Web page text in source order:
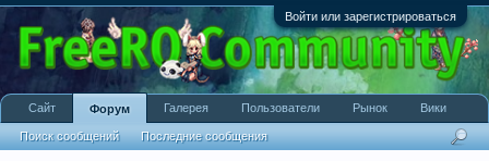
Войти или зарегистрироваться
Сайт Форум
Поиск сообщений Последние сообщения
Галерея Пользователи Рынок Вики